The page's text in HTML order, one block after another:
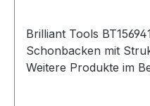
Brilliant Tools BT156941 Schraubstock-
Schonbacken mit
Weitere Produkte im Bereich